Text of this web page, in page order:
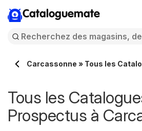
Cataloguemate
Carcassonne » Tous les
Tous les
Prospectus à